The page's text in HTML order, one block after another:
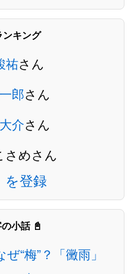
キング
祐さん
郎さん
介さん
さめさん
を登録
小話 📓
“梅”？「黴雨」